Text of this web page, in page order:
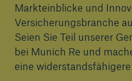
Markteinblicke und
Versicherungsbranche
Seien Sie Teil unserer
bei Munich Re und
eine